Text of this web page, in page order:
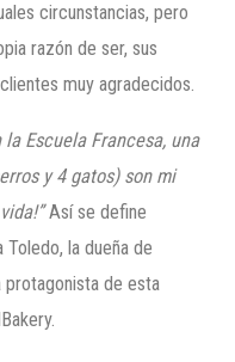
circunstancias, pero
razón de ser, sus
muy agradecidos.
Escuela Francesa, una
y 4 gatos) son mi
Así se define
la dueña de
protagonista de esta